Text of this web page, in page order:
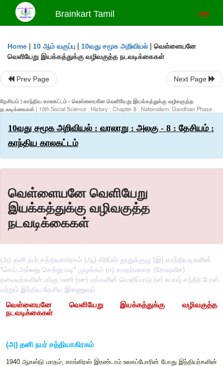
Brainkart Tamil
Home | 10 ஆம் வகுப்பு | 10வது சமூக அறிவியல் | வெள்ளையனே
வெளியேறு இயக்கத்துக்கு வழிவகுத்த நடவடிக்கைகள்
Prev Page Next Page
தேசியம் | காந்திய காலகட்டம் - வெள்ளையனே வெளியேறு இயக்கத்துக்கு வழிவகுத்த
நடவடிக்கைகள் | 10th Social Science : History : Chapter 8 : Nationalism: Gandhian Phase
10வது சமூக அறிவியல் : வரலாறு : அலகு - 8 : தேசியம் :
காந்திய காலகட்டம்
வெள்ளையனே வெளியேறு
இயக்கத்துக்கு வழிவகுத்த
நடவடிக்கைகள்
(அ) தனி நபர் சத்தியாகிரகம் (ஆ) கிரிப்ஸ் தூதுக்குழு (இ) காந்தியடிகளின்
"செய் அல்லது செத்து மடி" முழக்கம் (ஈ) சமதர்மவாத (சோஷலிச)
தலைவர்களின் பங்கு பணி (ஊ) மக்களின் வெளிப்பாடு (எ) சுபாஷ் சந்திர போஸ்
மற்றும் இந்திய தேசிய இராணுவம்